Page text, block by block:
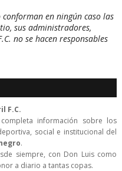
en ningún caso las
sus administradores,
no se hacen responsables
F.C.
información sobre los
social e institucional del
.
siempre, con Don Luis como
a diario a tantas copas.